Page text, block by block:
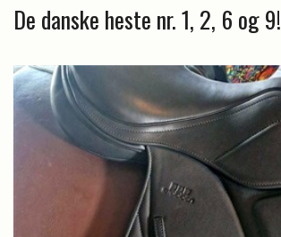
De danske heste nr. 1, 2, 6 og 9!